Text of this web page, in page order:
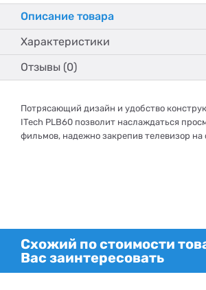
Описание товара
Характеристики
Отзывы (0)
Потрясающий дизайн и удобство
ITech PLB60 позволит наслаждаться
фильмов, надежно закрепив телевизор на
Схожий по стоимости
Вас заинтересовать